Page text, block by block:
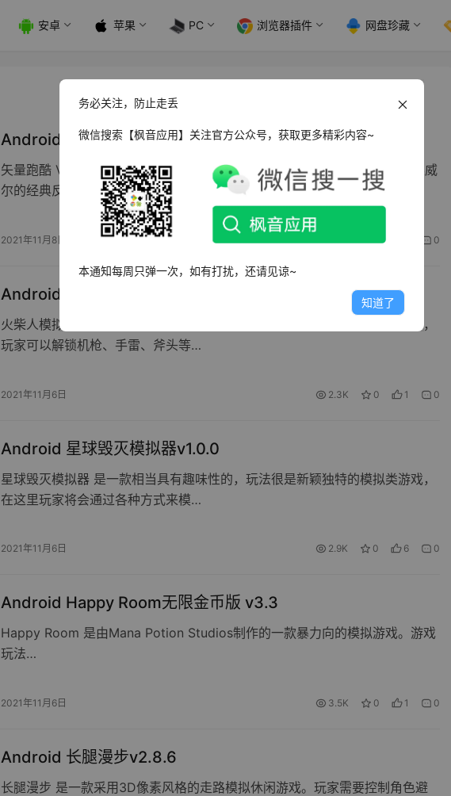
安卓 苹果 PC 浏览器插件 网盘珍藏
Android 矢量跑酷无限金币版v1.2.1
矢量跑酷 Vector 是由Nekki制作的一款跑酷游戏。游戏的灵感来源于乔治奥威
尔的经典反乌托邦小…
2021年11月8日 0
Android 火柴人模拟沙盒v0.8.0.6
火柴人模拟沙盒 是一款画面简约的沙盒自由冒险手游，游戏与火柴人为题材，
玩家可以解锁机枪、手雷、斧头等…
2021年11月6日 2.3K 0 1 0
Android 星球毁灭模拟器v1.0.0
星球毁灭模拟器 是一款相当具有趣味性的，玩法很是新颖独特的模拟类游戏，
在这里玩家将会通过各种方式来模…
2021年11月6日 2.9K 0 6 0
Android Happy Room无限金币版 v3.3
Happy Room 是由Mana Potion Studios制作的一款暴力向的模拟游戏。游戏
玩法…
2021年11月6日 3.5K 0 1 0
Android 长腿漫步v2.8.6
长腿漫步 是一款采用3D像素风格的走路模拟休闲游戏。玩家需要控制角色避
务必关注，防止走丢
微信搜索【枫音应用】关注官方公众号，获取更多精彩内容~
本通知每周只弹一次，如有打扰，还请见谅~
知道了